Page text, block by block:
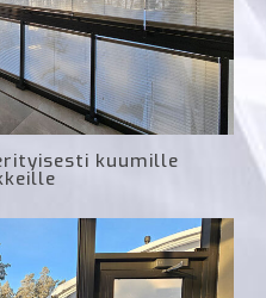
kuumille